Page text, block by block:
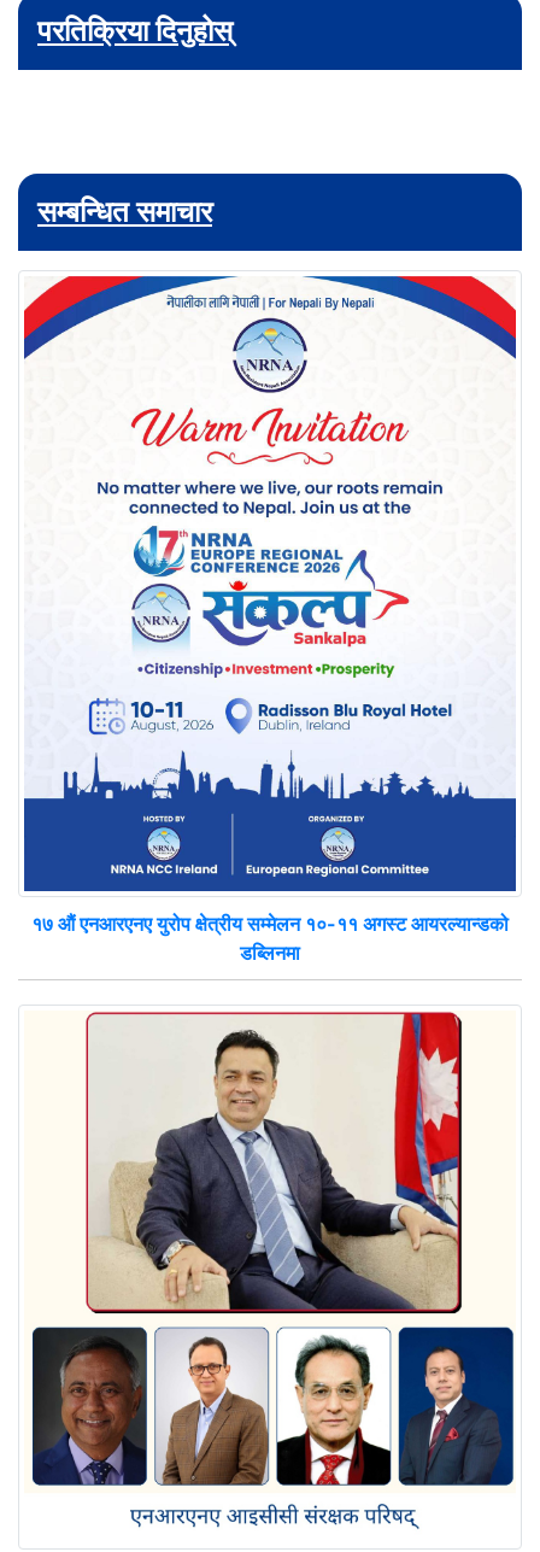
परतिक्रिया दिनुहोस्
सम्बन्धित समाचार
१७ औं एनआरएनए युरोप क्षेत्रीय सम्मेलन १०-११ अगस्ट आयरल्यान्डको
डब्लिनमा